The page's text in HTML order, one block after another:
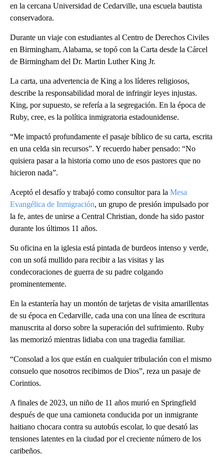
en la cercana Universidad de Cedarville, una escuela bautista
conservadora.
Durante un viaje con estudiantes al Centro de Derechos Civiles
en Birmingham, Alabama, se topó con la Carta desde la Cárcel
de Birmingham del Dr. Martin Luther King Jr.
La carta, una advertencia de King a los líderes religiosos,
describe la responsabilidad moral de infringir leyes injustas.
King, por supuesto, se refería a la segregación. En la época de
Ruby, cree, es la política inmigratoria estadounidense.
“Me impactó profundamente el pasaje bíblico de su carta, escrita
en una celda sin recursos”. Y recuerdo haber pensado: “No
quisiera pasar a la historia como uno de esos pastores que no
hicieron nada”.
Aceptó el desafío y trabajó como consultor para la Mesa
Evangélica de Inmigración, un grupo de presión impulsado por
la fe, antes de unirse a Central Christian, donde ha sido pastor
durante los últimos 11 años.
Su oficina en la iglesia está pintada de burdeos intenso y verde,
con un sofá mullido para recibir a las visitas y las
condecoraciones de guerra de su padre colgando
prominentemente.
En la estantería hay un montón de tarjetas de visita amarillentas
de su época en Cedarville, cada una con una línea de escritura
manuscrita al dorso sobre la superación del sufrimiento. Ruby
las memorizó mientras lidiaba con una tragedia familiar.
“Consolad a los que están en cualquier tribulación con el mismo
consuelo que nosotros recibimos de Dios”, reza un pasaje de
Corintios.
A finales de 2023, un niño de 11 años murió en Springfield
después de que una camioneta conducida por un inmigrante
haitiano chocara contra su autobús escolar, lo que desató las
tensiones latentes en la ciudad por el creciente número de los
caribeños.